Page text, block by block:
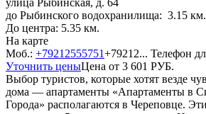
до Рыбинского водохранилища: 3.15 км.
До центра: 5.35 км.
На карте
Моб.: +79212555751+79212... Телефон
Уточнить ценыЦена от 3 601 РУБ.
Выбор туристов, которые хотят везде
дома — апартаменты «Апартаменты в
Города» располагаются в Череповце.